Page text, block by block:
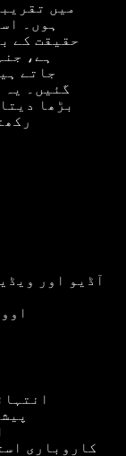
میں
ہوں۔
حقیقت کے
ہے،
جاتے
گئیں۔
بڑھا
آڈیو اور
کاروباری